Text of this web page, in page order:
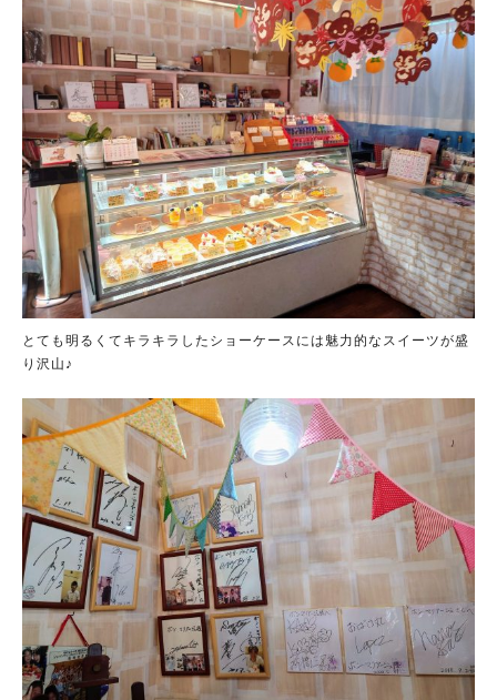
とても明るくてキラキラしたショーケースには魅力的なスイーツが盛
り沢山♪